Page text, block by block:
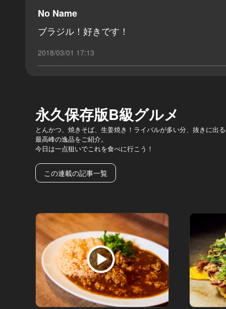
No Name
ブラジル！好きです！
2018/03/01 17:13
永久保存版B級グルメ
とんかつ、焼きそば、生姜焼き！ライバルが多い分、抜きに出
最高峰の逸品をご紹介。
今日は一点狙いでこれを食べに行こう！
この連載の記事一覧